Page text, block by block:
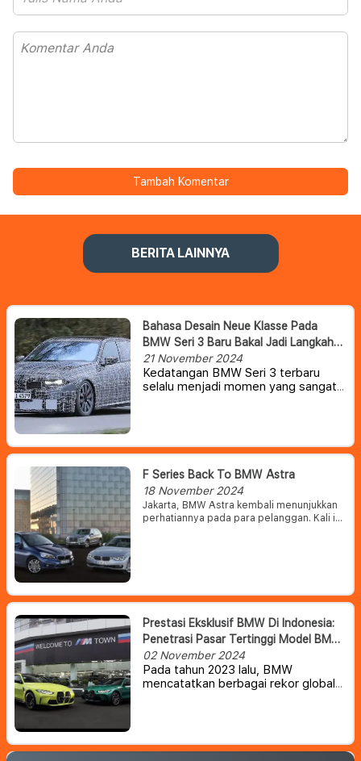
Tambah Komentar
BERITA LAINNYA
Bahasa Desain Neue Klasse Pada
BMW Seri 3 Baru Bakal Jadi Langkah
Pionir
21 November 2024
Kedatangan BMW Seri 3 terbaru
selalu menjadi momen yang sangat
mengawali era baru untuk desain dan
teknologi BMW.
F Series Back To BMW Astra
18 November 2024
Jakarta, BMW Astra kembali menunjukkan
perhatiannya pada para pelanggan. Kali ini
Prestasi Eksklusif BMW Di Indonesia:
Penetrasi Pasar Tertinggi Model BMW
M Di Seluruh Dunia
02 November 2024
Pada tahun 2023 lalu, BMW
mencatatkan berbagai rekor global
pasar otomotif Tanah Air. BMW